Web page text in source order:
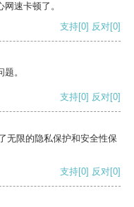
速卡顿了。
支持[0] 反对[0]
。
支持[0] 反对[0]
无限的隐私保护和安全性保
支持[0] 反对[0]